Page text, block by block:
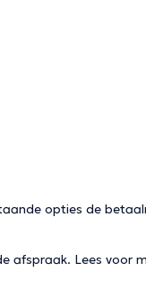
opties de
afspraak. Lees voor